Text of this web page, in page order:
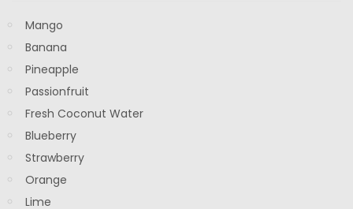
Mango
Banana
Pineapple
Passionfruit
Fresh Coconut Water
Blueberry
Strawberry
Orange
Lime